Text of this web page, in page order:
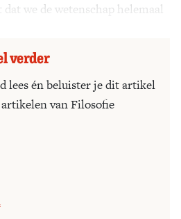
we de wetenschap helemaal
verder
lees én beluister je dit artikel
van Filosofie